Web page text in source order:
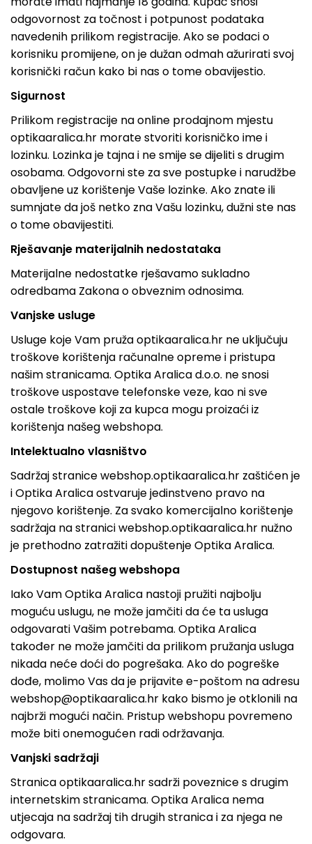
odgovornost za točnost i potpunost podataka
navedenih prilikom registracije. Ako se podaci o
korisniku promijene, on je dužan odmah ažurirati svoj
korisnički račun kako bi nas o tome obavijestio.
Sigurnost
Prilikom registracije na online prodajnom mjestu
optikaaralica.hr morate stvoriti korisničko ime i
lozinku. Lozinka je tajna i ne smije se dijeliti s drugim
osobama. Odgovorni ste za sve postupke i narudžbe
obavljene uz korištenje Vaše lozinke. Ako znate ili
sumnjate da još netko zna Vašu lozinku, dužni ste nas
o tome obavijestiti.
Rješavanje materijalnih nedostataka
Materijalne nedostatke rješavamo sukladno
odredbama Zakona o obveznim odnosima.
Vanjske usluge
Usluge koje Vam pruža optikaaralica.hr ne uključuju
troškove korištenja računalne opreme i pristupa
našim stranicama. Optika Aralica d.o.o. ne snosi
troškove uspostave telefonske veze, kao ni sve
ostale troškove koji za kupca mogu proizaći iz
korištenja našeg webshopa.
Intelektualno vlasništvo
Sadržaj stranice webshop.optikaaralica.hr zaštićen je
i Optika Aralica ostvaruje jedinstveno pravo na
njegovo korištenje. Za svako komercijalno korištenje
sadržaja na stranici webshop.optikaaralica.hr nužno
je prethodno zatražiti dopuštenje Optika Aralica.
Dostupnost našeg webshopa
Iako Vam Optika Aralica nastoji pružiti najbolju
moguću uslugu, ne može jamčiti da će ta usluga
odgovarati Vašim potrebama. Optika Aralica
također ne može jamčiti da prilikom pružanja usluga
nikada neće doći do pogrešaka. Ako do pogreške
dođe, molimo Vas da je prijavite e-poštom na adresu
webshop@optikaaralica.hr kako bismo je otklonili na
najbrži mogući način. Pristup webshopu povremeno
može biti onemogućen radi održavanja.
Vanjski sadržaji
Stranica optikaaralica.hr sadrži poveznice s drugim
internetskim stranicama. Optika Aralica nema
utjecaja na sadržaj tih drugih stranica i za njega ne
odgovara.